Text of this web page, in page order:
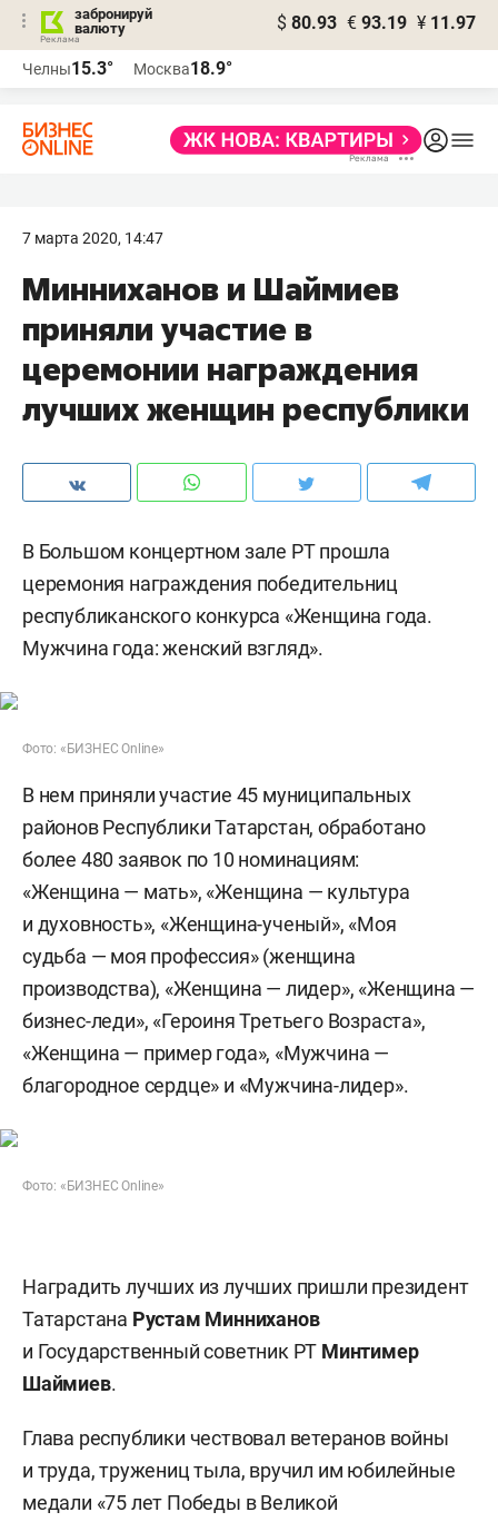
забронируй
валюту
$ 80.93 € 93.19 ¥ 11.97
Челны15.3° Москва18.9°
7 марта 2020, 14:47
Минниханов и Шаймиев
приняли участие в
церемонии награждения
лучших женщин республики
В Большом концертном зале РТ прошла
церемония награждения победительниц
республиканского конкурса «Женщина года.
Мужчина года: женский взгляд».
Фото: «БИЗНЕС Online»
В нем приняли участие 45 муниципальных
районов Республики Татарстан, обработано
более 480 заявок по 10 номинациям:
«Женщина — мать», «Женщина — культура
и духовность», «Женщина-ученый», «Моя
судьба — моя профессия» (женщина
производства), «Женщина — лидер», «Женщина —
бизнес-леди», «Героиня Третьего Возраста»,
«Женщина — пример года», «Мужчина —
благородное сердце» и «Мужчина-лидер».
Фото: «БИЗНЕС Online»
Наградить лучших из лучших пришли президент
Татарстана Рустам Минниханов
и Государственный советник РТ Минтимер
Шаймиев.
Глава республики чествовал ветеранов войны
и труда, тружениц тыла, вручил им юбилейные
медали «75 лет Победы в Великой